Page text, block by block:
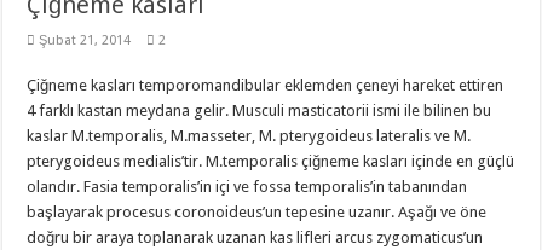
Şubat 21, 2014 2
Çiğneme kasları temporomandibular eklemden çeneyi hareket ettiren
4 farklı kastan meydana gelir. Musculi masticatorii ismi ile bilinen bu
kaslar M.temporalis, M.masseter, M. pterygoideus lateralis ve M.
pterygoideus medialis’tir. M.temporalis çiğneme kasları içinde en güçlü
olandır. Fasia temporalis’in içi ve fossa temporalis’in tabanından
başlayarak procesus coronoideus’un tepesine uzanır. Aşağı ve öne
doğru bir araya toplanarak uzanan kas lifleri arcus zygomaticus’un